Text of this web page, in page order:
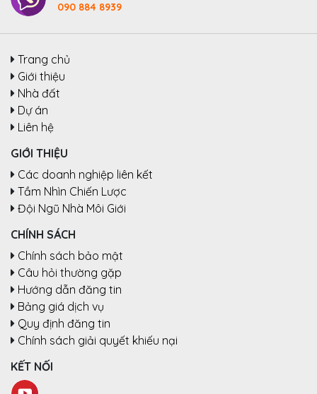
090 884 8939
Trang chủ
Giới thiệu
Nhà đất
Dự án
Liên hệ
GIỚI THIỆU
Các doanh nghiệp liên kết
Tầm Nhìn Chiến Lược
Đội Ngũ Nhà Môi Giới
CHÍNH SÁCH
Chính sách bảo mật
Câu hỏi thường gặp
Hướng dẫn đăng tin
Bảng giá dịch vụ
Quy định đăng tin
Chính sách giải quyết khiếu nại
KẾT NỐI